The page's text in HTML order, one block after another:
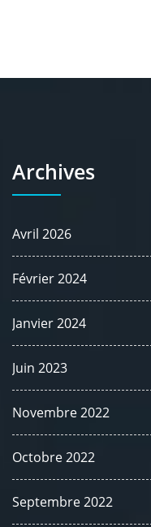
Archives
Avril 2026
Février 2024
Janvier 2024
Juin 2023
Novembre 2022
Octobre 2022
Septembre 2022